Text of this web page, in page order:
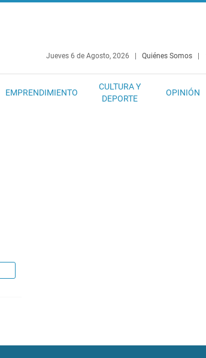
Jueves 6 de Agosto, 2026 Quiénes Somos
EMPRENDIMIENTO
CULTURA Y
DEPORTE
OPINIÓN